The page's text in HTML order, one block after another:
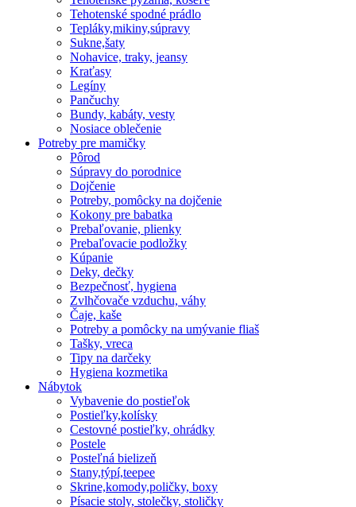
Tehotenské spodné prádlo
Tepláky,mikiny,súpravy
Sukne,šaty
Nohavice, traky, jeansy
Kraťasy
Legíny
Pančuchy
Bundy, kabáty, vesty
Nosiace oblečenie
Potreby pre mamičky
Pôrod
Súpravy do porodnice
Dojčenie
Potreby, pomôcky na dojčenie
Kokony pre babatka
Prebaľovanie, plienky
Prebaľovacie podložky
Kúpanie
Deky, dečky
Bezpečnosť, hygiena
Zvlhčovače vzduchu, váhy
Čaje, kaše
Potreby a pomôcky na umývanie fliaš
Tašky, vreca
Tipy na darčeky
Hygiena kozmetika
Nábytok
Vybavenie do postieľok
Postieľky,kolísky
Cestovné postieľky, ohrádky
Postele
Posteľná bielizeň
Stany,týpí,teepee
Skrine,komody,poličky, boxy
Písacie stoly, stolečky, stoličky